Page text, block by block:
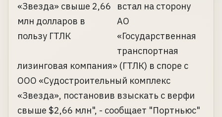
встал на сторону
АО
«Государственная
транспортная
лизинговая компания» (ГТЛК) в споре с
ООО «Судостроительный комплекс
«Звезда», постановив взыскать с верфи
свыше $2,66 млн", - сообщает "Портньюс"